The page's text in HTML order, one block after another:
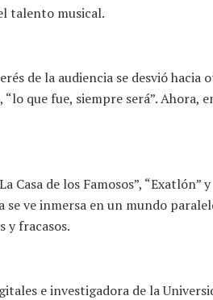
talento musical.
de la audiencia se desvió hacia
que fue, siempre será”. Ahora,
de los Famosos”, “Exatlón” y
ve inmersa en un mundo
y fracasos.
e investigadora de la